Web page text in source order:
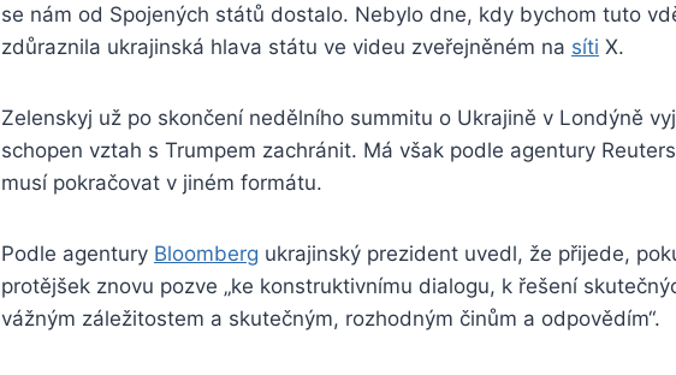
se nám od Spojených států dostalo. Nebylo dne, kdy bychom tuto
zdůraznila ukrajinská hlava státu ve videu zveřejněném na síti X.
Zelenskyj už po skončení nedělního summitu o Ukrajině v Londýně
schopen vztah s Trumpem zachránit. Má však podle agentury
musí pokračovat v jiném formátu.
Podle agentury Bloomberg ukrajinský prezident uvedl, že přijede,
protějšek znovu pozve „ke konstruktivnímu dialogu, k řešení
vážným záležitostem a skutečným, rozhodným činům a odpovědím“.